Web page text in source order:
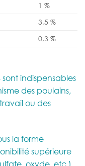
1 %
3,5 %
0,3 %
sont indispensables
des poulains,
ou des
la forme
supérieure